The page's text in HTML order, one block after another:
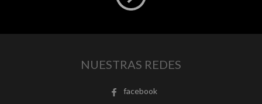
NUESTRAS REDES
facebook